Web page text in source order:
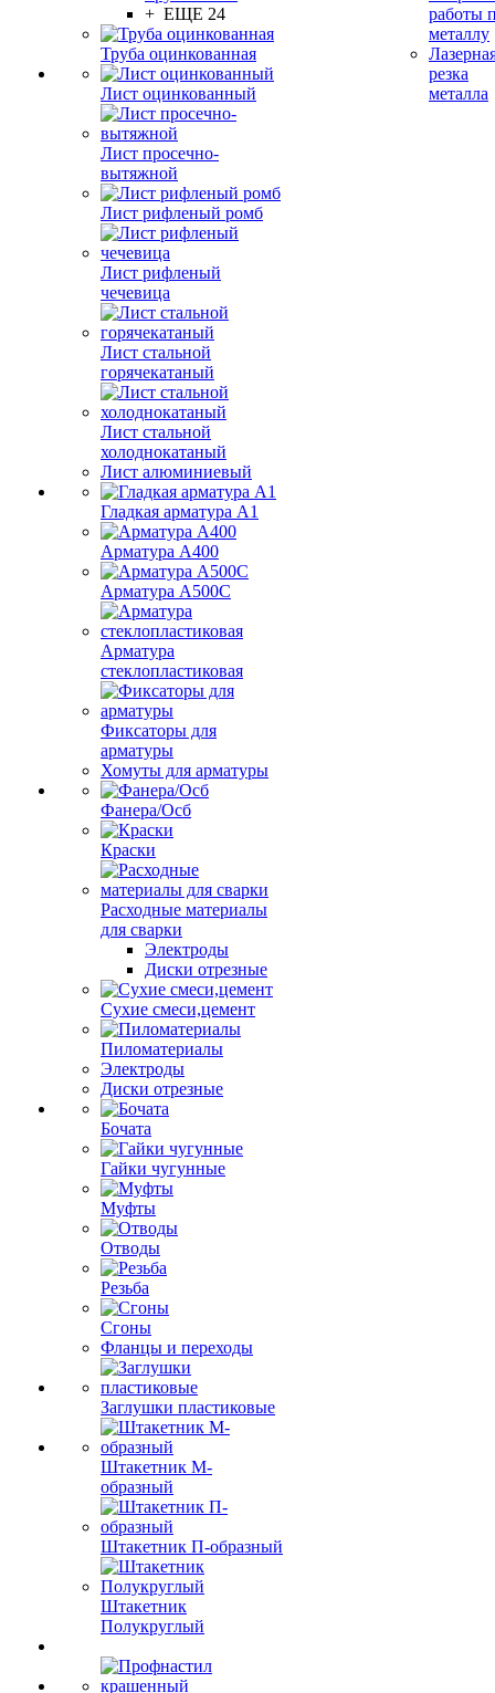
+ ЕЩЕ 24
Труба оцинкованная
Лист оцинкованный
Лист просечно-
вытяжной
Лист рифленый ромб
Лист рифленый
чечевица
Лист стальной
горячекатаный
Лист стальной
холоднокатаный
Лист алюминиевый
Гладкая арматура А1
Арматура А400
Арматура A500C
Арматура
стеклопластиковая
Фиксаторы для
арматуры
Хомуты для арматуры
Фанера/Осб
Краски
Расходные материалы
для сварки
Электроды
Диски отрезные
Сухие смеси,цемент
Пиломатериалы
Электроды
Диски отрезные
Бочата
Гайки чугунные
Муфты
Отводы
Резьба
Сгоны
Фланцы и переходы
Заглушки пластиковые
Штакетник М-
образный
Штакетник П-образный
Штакетник
Полукруглый
работы
металлу
резка
металла